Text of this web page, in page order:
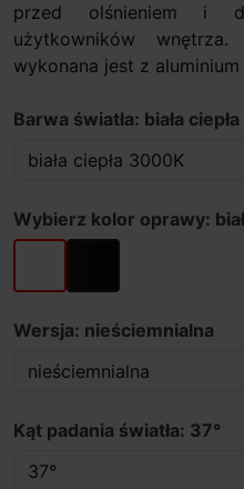
przed olśnieniem i
użytkowników wnętrza.
wykonana jest z aluminium
Barwa światła: biała
Wybierz kolor oprawy:
biały czarny
Wersja: nieściemnialna
Kąt padania światła: 37°